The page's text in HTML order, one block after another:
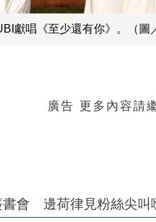
獻唱《至少還有你》。（圖
廣告 更多內容請
會 邊荷律見粉絲尖叫